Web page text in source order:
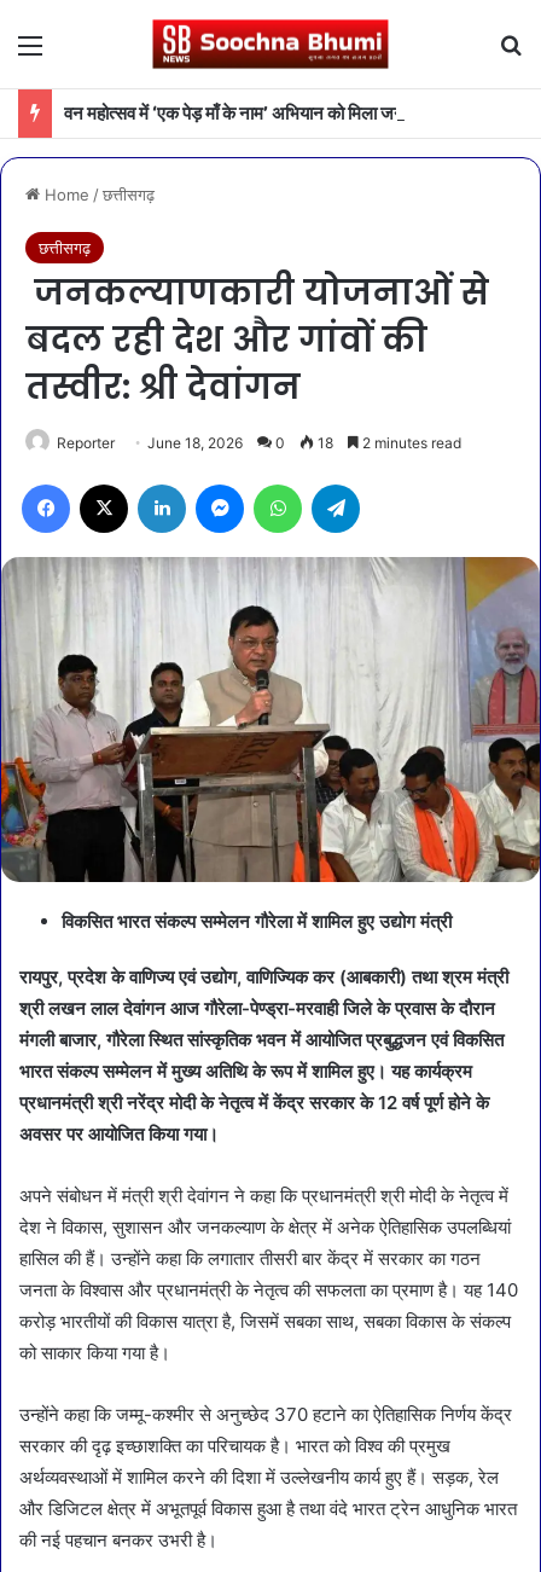
Menu
वन महोत्सव में ‘एक पेड़ माँ के नाम’ अभियान को मिला जनसमर्थन
Home /छत्तीसगढ़
छत्तीसगढ़
जनकल्याणकारी योजनाओं से
बदल रही देश और गांवों की
तस्वीर: श्री देवांगन
Reporter June 18, 2026 0 18 2 minutes read
Facebook LinkedIn MessengerWhatsApp
विकसित भारत संकल्प सम्मेलन गौरेला में शामिल हुए उद्योग मंत्री
रायपुर, प्रदेश के वाणिज्य एवं उद्योग, वाणिज्यिक कर (आबकारी) तथा श्रम मंत्री
श्री लखन लाल देवांगन आज गौरेला-पेण्ड्रा-मरवाही जिले के प्रवास के दौरान
मंगली बाजार, गौरेला स्थित सांस्कृतिक भवन में आयोजित प्रबुद्धजन एवं विकसित
भारत संकल्प सम्मेलन में मुख्य अतिथि के रूप में शामिल हुए। यह कार्यक्रम
प्रधानमंत्री श्री नरेंद्र मोदी के नेतृत्व में केंद्र सरकार के 12 वर्ष पूर्ण होने के
अवसर पर आयोजित किया गया।
अपने संबोधन में मंत्री श्री देवांगन ने कहा कि प्रधानमंत्री श्री मोदी के नेतृत्व में
देश ने विकास, सुशासन और जनकल्याण के क्षेत्र में अनेक ऐतिहासिक उपलब्धियां
हासिल की हैं। उन्होंने कहा कि लगातार तीसरी बार केंद्र में सरकार का गठन
जनता के विश्वास और प्रधानमंत्री के नेतृत्व की सफलता का प्रमाण है। यह 140
करोड़ भारतीयों की विकास यात्रा है, जिसमें सबका साथ, सबका विकास के संकल्प
को साकार किया गया है।
उन्होंने कहा कि जम्मू-कश्मीर से अनुच्छेद 370 हटाने का ऐतिहासिक निर्णय केंद्र
सरकार की दृढ़ इच्छाशक्ति का परिचायक है। भारत को विश्व की प्रमुख
अर्थव्यवस्थाओं में शामिल करने की दिशा में उल्लेखनीय कार्य हुए हैं। सड़क, रेल
और डिजिटल क्षेत्र में अभूतपूर्व विकास हुआ है तथा वंदे भारत ट्रेन आधुनिक भारत
की नई पहचान बनकर उभरी है।